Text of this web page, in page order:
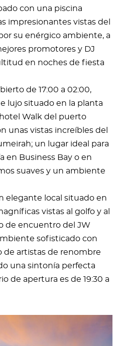
con una piscina
impresionantes vistas del
su enérgico ambiente, a
promotores y DJ
en noches de fiesta
de 17:00 a 02:00,
lujo situado en la planta
Walk del puerto
unas vistas increíbles del
un lugar ideal para
en Business Bay o en
suaves y un ambiente
elegante local situado en
vistas al golfo y al
de encuentro del JW
sofisticado con
de artistas de renombre
una sintonía perfecta
de apertura es de 19:30 a